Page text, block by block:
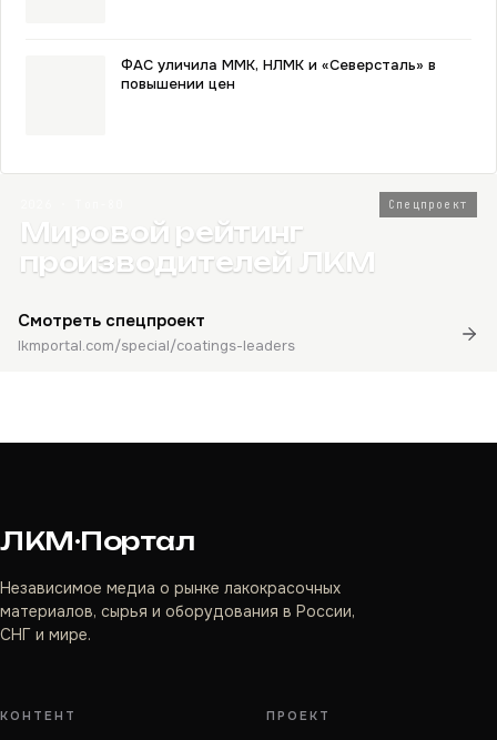
ФАС уличила ММК, НЛМК и «Северсталь» в
повышении цен
Спецпроект
Мировой рейтинг
производителей ЛКМ
Смотреть спецпроект
lkmportal.com/special/coatings-leaders
ЛКМ·Портал
Независимое медиа о рынке лакокрасочных
материалов, сырья и оборудования в России,
СНГ и мире.
КОНТЕНТ ПРОЕКТ